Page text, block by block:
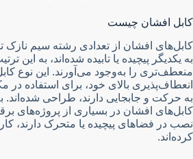
کابل افشان چیست
کابل‌های افشان از تعدادی رشته سیم نازک
به یکدیگر پیچیده یا تابیده شده‌اند، به این
منعطف‌تری را به‌وجود می‌آورند. این نوع
انعطاف‌پذیری بالای خود، برای استفاده در
به حرکت و جابجایی دارند، طراحی شده‌اند.
کابل‌های افشان در بسیاری از پروژه‌های
نصب در فضاهای پیچیده یا متحرک دارند،
کرده‌اند.